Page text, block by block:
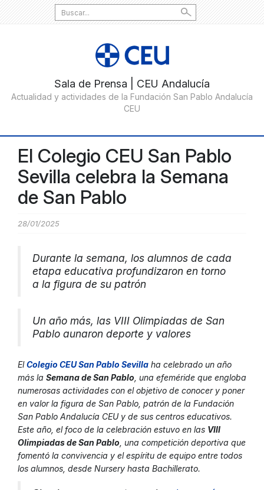
Search
for:
El Colegio CEU San Pablo
Sevilla celebra la Semana
de San Pablo
28/01/2025
Durante la semana, los alumnos de cada
etapa educativa profundizaron en torno
a la figura de su patrón
Un año más, las VIII Olimpiadas de San
Pablo aunaron deporte y valores
ElColegio CEU San Pablo Sevilla ha celebrado un año
más la Semana de San Pablo , una efeméride que engloba
numerosas actividades con el objetivo de conocer y poner
en valor la figura de San Pablo, patrón de la Fundación
San Pablo Andalucía CEU y de sus centros educativos.
Este año, el foco de la celebración estuvo en las VIII
Olimpiadas de San Pablo , una competición deportiva que
fomentó la convivencia y el espíritu de equipo entre todos
los alumnos, desde Nursery hasta Bachillerato.